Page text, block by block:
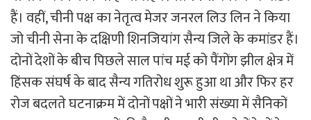
हैं। वहीं, चीनी पक्ष का नेतृत्व मेजर जनरल लिउ लिन ने किया
जो चीनी सेना के दक्षिणी शिनजियांग सैन्य जिले के कमांडर हैं।
दोनों देशों के बीच पिछले साल पांच मई को पैंगोंग झील क्षेत्र में
हिंसक संघर्ष के बाद सैन्य गतिरोध शुरू हुआ था और फिर हर
रोज बदलते घटनाक्रम में दोनों पक्षों ने भारी संख्या में सैनिकों